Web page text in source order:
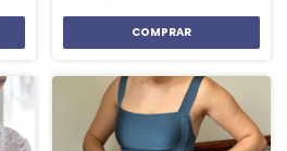
COMPRAR